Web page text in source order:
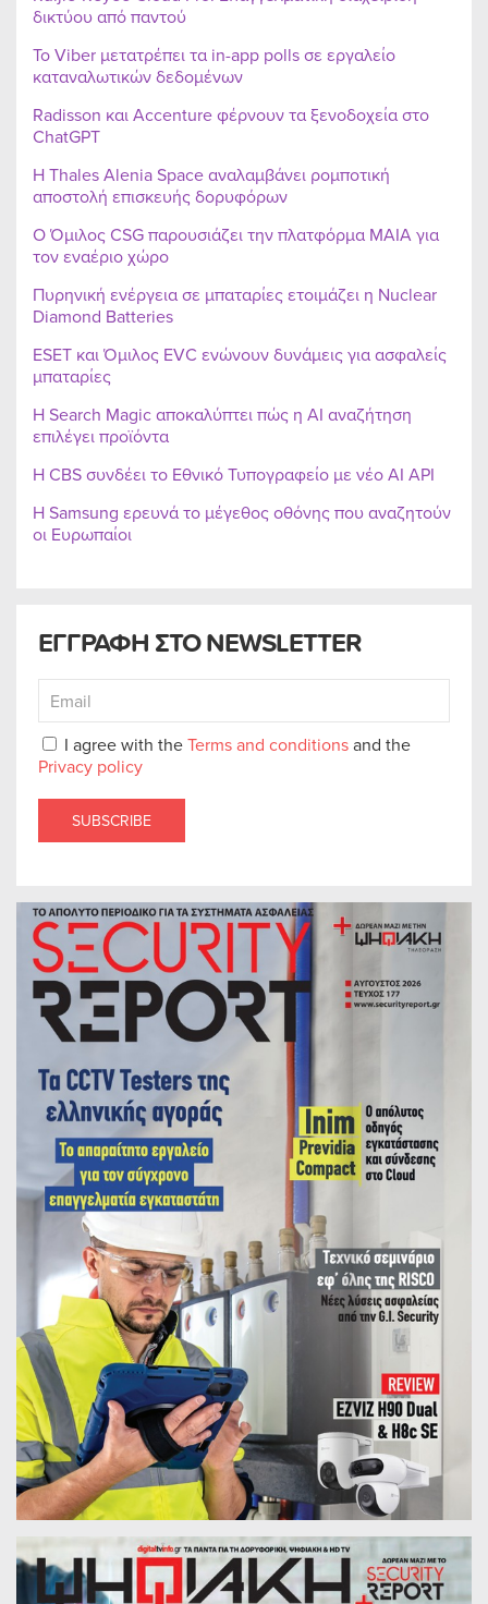
ΕΓΓΡΑΦΗ ΣΤΟ NEWSLETTER
I agree with theTerms and conditionsand the
Privacy policy
SUBSCRIBE
δικτύου από παντού
Το Viber μετατρέπει τα in-app polls σε εργαλείο
καταναλωτικών δεδομένων
Radisson και Accenture φέρνουν τα ξενοδοχεία στο
ChatGPT
Η Thales Alenia Space αναλαμβάνει ρομποτική
αποστολή επισκευής δορυφόρων
Ο Όμιλος CSG παρουσιάζει την πλατφόρμα MAIA για
τον εναέριο χώρο
Πυρηνική ενέργεια σε μπαταρίες ετοιμάζει η Nuclear
Diamond Batteries
ESET και Όμιλος EVC ενώνουν δυνάμεις για ασφαλείς
μπαταρίες
Η Search Magic αποκαλύπτει πώς η AI αναζήτηση
επιλέγει προϊόντα
Η CBS συνδέει το Εθνικό Τυπογραφείο με νέο AI API
Η Samsung ερευνά το μέγεθος οθόνης που αναζητούν
οι Ευρωπαίοι